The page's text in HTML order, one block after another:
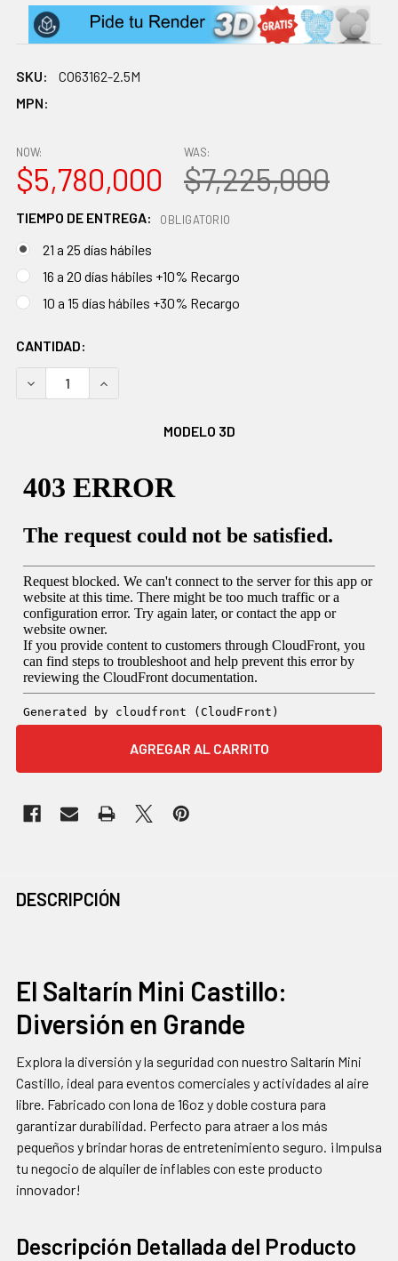
SKU:
CO63162-2.5M
MPN:
NOW:
$5,780,000
WAS:
$7,225,000
TIEMPO DE ENTREGA: OBLIGATORIO
21 a 25 días hábiles
16 a 20 días hábiles +10% Recargo
10 a 15 días hábiles +30% Recargo
EXISTENCIAS
ACTUALES:
CANTIDAD:
DISMINUIR CANTIDAD:AUMENTAR CANTIDAD:
MODELO 3D
JUNTOS
SELECCIONAR
TODO
AGREGAR
SELECCIONADOS
AL CARRITO
DESCRIPCIÓN
El Saltarín Mini Castillo:
Diversión en Grande
Explora la diversión y la seguridad con nuestro Saltarín Mini
Castillo, ideal para eventos comerciales y actividades al aire
libre. Fabricado con lona de 16oz y doble costura para
garantizar durabilidad. Perfecto para atraer a los más
pequeños y brindar horas de entretenimiento seguro. ¡Impulsa
tu negocio de alquiler de inflables con este producto
innovador!
Descripción Detallada del Producto